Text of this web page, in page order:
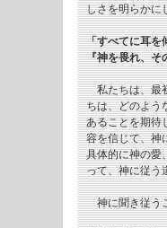
しさを明らかに
「すべてに耳を
『神を畏れ、そ
私たちは、最初
ちは、どのよう
あることを期待
容を信じて、神
具体的に神の愛
って、神に従う
神に聞き従うこ